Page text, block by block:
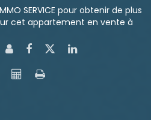
SERVICE pour obtenir de plus
cet appartement en vente à